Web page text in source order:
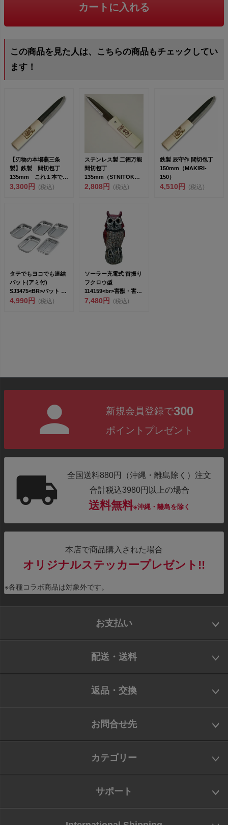
カートに入れる
この商品を見た人は、こちらの商品もチェックしてい
ます！
【刃物の本場燕三条
製】鉄製 間切包丁
135mm これ１本で魚
やロープなど切ったり
3,300円 (税込)
ステンレス製 二徳万能
間切包丁
135mm（STNITOKUM
AKIRI-135）
2,808円 (税込)
鉄製 辰守作 間切包丁
150mm（MAKIRI-
150）
4,510円 (税込)
タテでもヨコでも連結
バット(アミ付)
SJ3475<BR>バット 6
点 ...
4,990円 (税込)
ソーラー充電式 首振り
フクロウ型
114159<br>害獣・害鳥
忌避器...
7,480円 (税込)
新規会員登録で300
ポイントプレゼント
全国送料880円（沖縄・離島除く）注文
合計税込3980円以上の場合
送料無料※沖縄・離島を除く
本店で商品購入された場合
オリジナルステッカープレゼント!!
※各種コラボ商品は対象外です。
お支払い
配送・送料
返品・交換
お問合せ先
カテゴリー
サポート